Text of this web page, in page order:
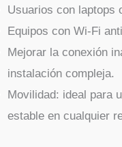
Usuarios con laptops
Equipos con Wi-Fi
Mejorar la conexión
instalación compleja.
Movilidad: ideal para
estable en cualquier